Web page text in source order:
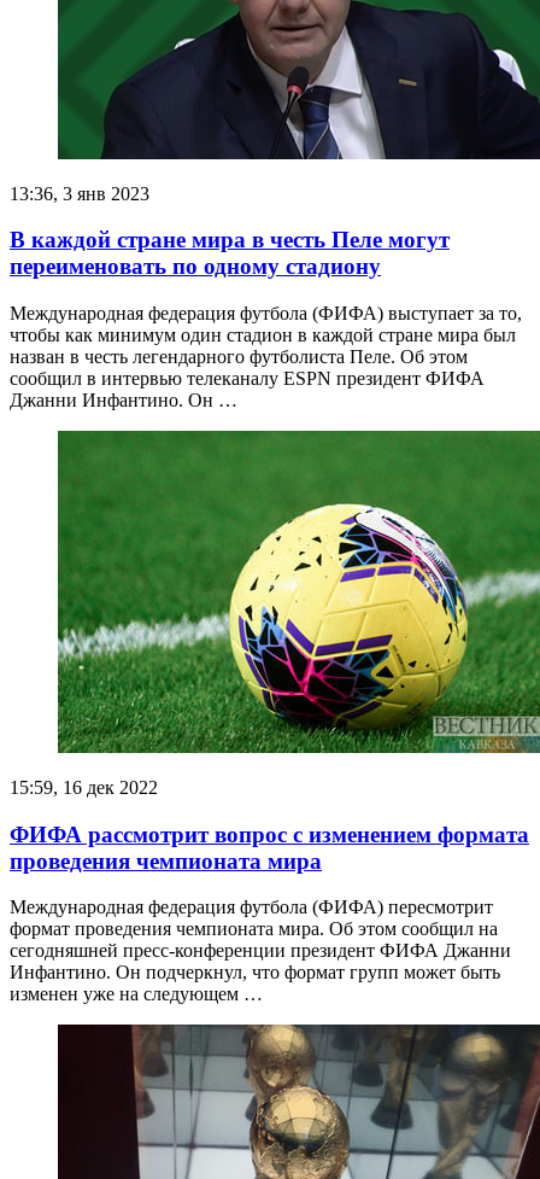
13:36, 3 янв 2023
В каждой стране мира в честь Пеле могут
переименовать по одному стадиону
Международная федерация футбола (ФИФА) выступает за то,
чтобы как минимум один стадион в каждой стране мира был
назван в честь легендарного футболиста Пеле. Об этом
сообщил в интервью телеканалу ESPN президент ФИФА
Джанни Инфантино. Он …
15:59, 16 дек 2022
ФИФА рассмотрит вопрос с изменением формата
проведения чемпионата мира
Международная федерация футбола (ФИФА) пересмотрит
формат проведения чемпионата мира. Об этом сообщил на
сегодняшней пресс-конференции президент ФИФА Джанни
Инфантино. Он подчеркнул, что формат групп может быть
изменен уже на следующем …